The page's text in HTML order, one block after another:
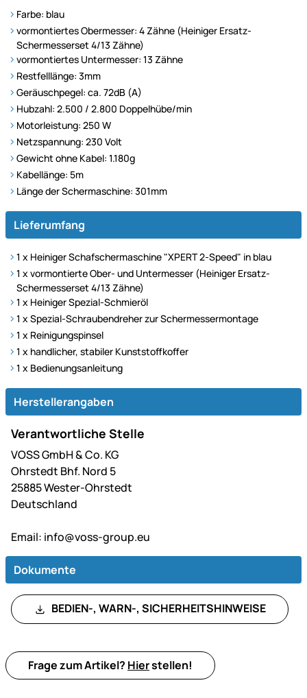
Farbe: blau
vormontiertes Obermesser: 4 Zähne (Heiniger Ersatz-
Schermesserset 4/13 Zähne)
vormontiertes Untermesser: 13 Zähne
Restfelllänge: 3mm
Geräuschpegel: ca. 72dB (A)
Hubzahl: 2.500 / 2.800 Doppelhübe/min
Motorleistung: 250 W
Netzspannung: 230 Volt
Gewicht ohne Kabel: 1.180g
Kabellänge: 5m
Länge der Schermaschine: 301mm
Lieferumfang
1 x Heiniger Schafschermaschine "XPERT 2-Speed" in blau
1 x vormontierte Ober- und Untermesser (Heiniger Ersatz-
Schermesserset 4/13 Zähne)
1 x Heiniger Spezial-Schmieröl
1 x Spezial-Schraubendreher zur Schermessermontage
1 x Reinigungspinsel
1 x handlicher, stabiler Kunststoffkoffer
1 x Bedienungsanleitung
Herstellerangaben
Verantwortliche Stelle
VOSS GmbH & Co. KG
Ohrstedt Bhf. Nord 5
25885 Wester-Ohrstedt
Deutschland
Email: info@voss-group.eu
Dokumente
BEDIEN-, WARN-, SICHERHEITSHINWEISE
Frage zum Artikel? Hierstellen!